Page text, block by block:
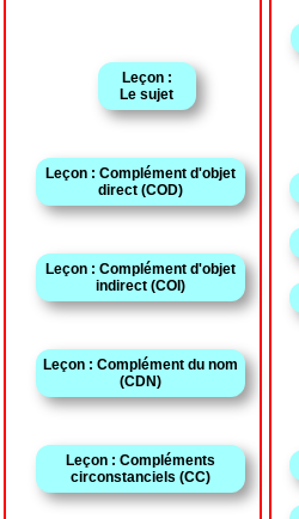
Leçon :
Le sujet
Leçon : Complément d'objet
direct (COD)
Leçon : Complément d'objet
indirect (COI)
Leçon : Complément du nom
(CDN)
Leçon : Compléments
circonstanciels (CC)